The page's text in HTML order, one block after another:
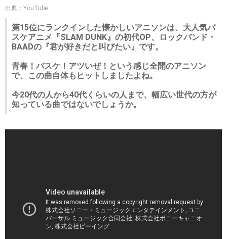
出典：YouTube
第15位にランクインした懐かしいアニソンは、大人気バ
スケアニメ『SLAM DUNK』の初代OP、ロックバンド・
BAADの『君が好きだと叫びたい』です。
青春！バスケ！アツいぜ！という感じ全開のアニソン
で、この曲自体もヒットしましたよね。
今20代の人から40代くらいの人まで、幅広い世代の方が
知っている曲ではないでしょうか。